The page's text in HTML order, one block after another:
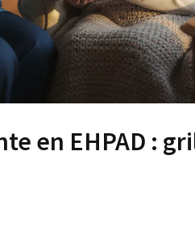
en EHPAD :